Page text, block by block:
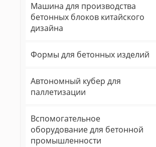
Машина для производства
бетонных блоков китайского
дизайна
Формы для бетонных изделий
Автономный кубер для
паллетизации
Вспомогательное
оборудование для бетонной
промышленности